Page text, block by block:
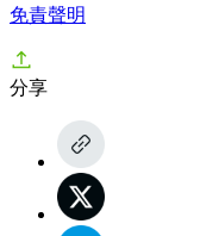
免責聲明
分享